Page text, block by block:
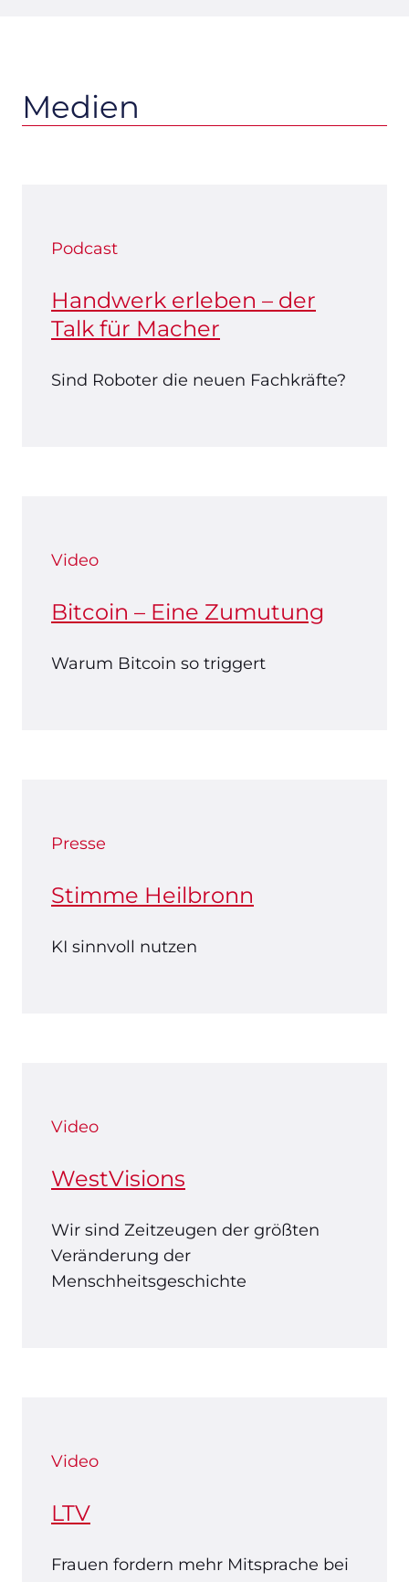
Medien
Podcast
Handwerk erleben – der
Talk für Macher
Sind Roboter die neuen Fachkräfte?
Video
Bitcoin – Eine Zumutung
Warum Bitcoin so triggert
Presse
Stimme Heilbronn
KI sinnvoll nutzen
Video
WestVisions
Wir sind Zeitzeugen der größten
Veränderung der
Menschheitsgeschichte
Video
LTV
Frauen fordern mehr Mitsprache bei